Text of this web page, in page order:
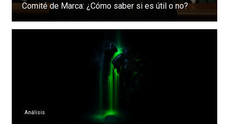
Comité de Marca: ¿Cómo saber si es útil o no?
Análisis